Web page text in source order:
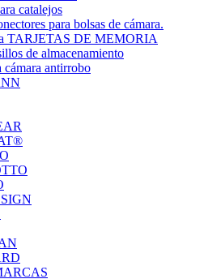
catalejos
para bolsas de cámara.
TARJETAS DE MEMORIA
de almacenamiento
cámara antirrobo